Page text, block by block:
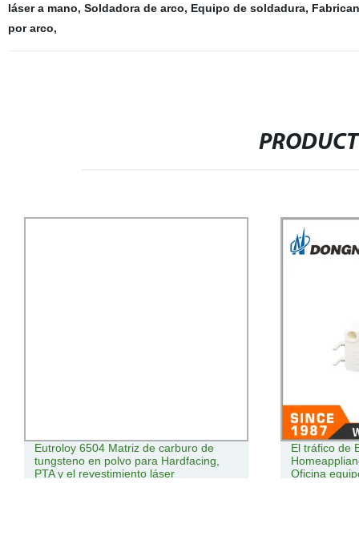
láser a mano, Soldadora de arco, Equipo de soldadura,
por arco,
Eutroloy 6504 Matriz de carburo de
tungsteno en polvo para Hardfacing,
PTA y el revestimiento láser
El tráfico de
Oficina